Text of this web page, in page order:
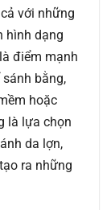
với những
hình dạng
điểm mạnh
bằng,
hoặc
là lựa chọn
da lợn,
ra những